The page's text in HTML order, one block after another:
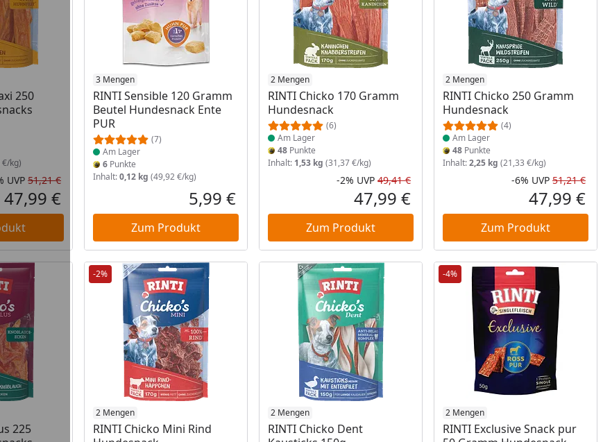
250
kg)
Rabatt in Prozent
Ursprünglicher Preis
UVP 51,21 €
Aktueller Preis
47,99 €
3 Mengen
RINTI Sensible 120 Gramm
Beutel Hundesnack Ente
PUR
(7)
Produkt am Lager
Am Lager
6 Punkte
Inhalt:0,12 kg (49,92 €/kg)
Aktueller Preis
5,99 €
Zum Produkt
2 Mengen
RINTI Chicko 170 Gramm
Hundesnack
(6)
Produkt am Lager
Am Lager
48 Punkte
Inhalt: 1,53 kg (31,37 €/kg)
Rabatt in Prozent
-2%
Ursprünglicher Preis
UVP 49,41 €
Aktueller Preis
47,99 €
Zum Produkt
2 Mengen
RINTI Chicko 250 Gramm
Hundesnack
(4)
Produkt am Lager
Am Lager
48 Punkte
Inhalt:2,25 kg (21,33 €/kg)
-6% UVP 51,21 €
47,99 €
Zum Produkt
225
-2%
2 Mengen
RINTI Chicko Mini Rind
Produkt am Lager 2 Mengen
RINTI Chicko Dent
Produkt am Lager
-4%
2 Mengen
RINTI Exclusive Snack pur
Produkt am Lager